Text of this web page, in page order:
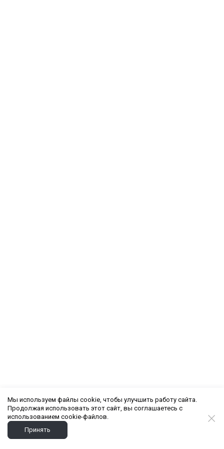
Мы используем файлы cookie, чтобы улучшить работу сайта.
Продолжая использовать этот сайт, вы соглашаетесь с
использованием cookie-файлов.
Принять